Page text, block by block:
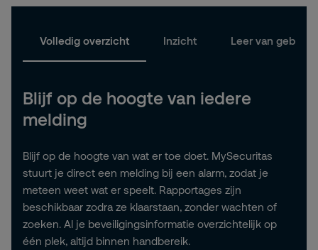
Volledig overzicht Inzicht Leer van
Blijf op de hoogte van iedere
melding
Blijf op de hoogte van wat er toe doet. MySecuritas
stuurt je direct een melding bij een alarm, zodat je
meteen weet wat er speelt. Rapportages zijn
beschikbaar zodra ze klaarstaan, zonder wachten of
zoeken. Al je beveiligingsinformatie overzichtelijk op
één plek, altijd binnen handbereik.